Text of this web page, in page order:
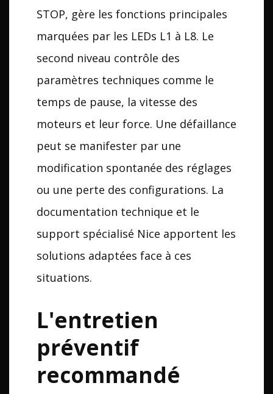
STOP, gère les fonctions principales
marquées par les LEDs L1 à L8. Le
second niveau contrôle des
paramètres techniques comme le
temps de pause, la vitesse des
moteurs et leur force. Une défaillance
peut se manifester par une
modification spontanée des réglages
ou une perte des configurations. La
documentation technique et le
support spécialisé Nice apportent les
solutions adaptées face à ces
situations.
L'entretien
préventif
recommandé